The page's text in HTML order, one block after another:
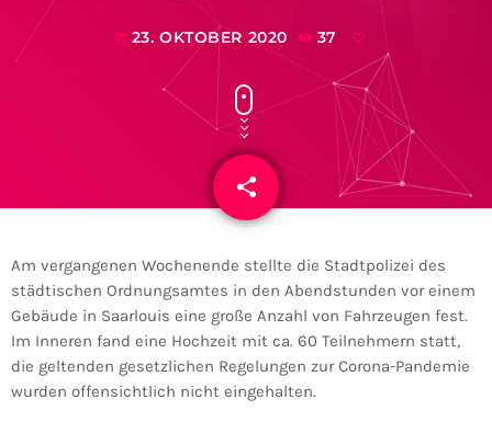
today 23. OKTOBER 2020 37
share
email
Am vergangenen Wochenende stellte die Stadtpolizei des
städtischen Ordnungsamtes in den Abendstunden vor einem
Gebäude in Saarlouis eine große Anzahl von Fahrzeugen fest.
Im Inneren fand eine Hochzeit mit ca. 60 Teilnehmern statt,
die geltenden gesetzlichen Regelungen zur Corona-Pandemie
wurden offensichtlich nicht eingehalten.